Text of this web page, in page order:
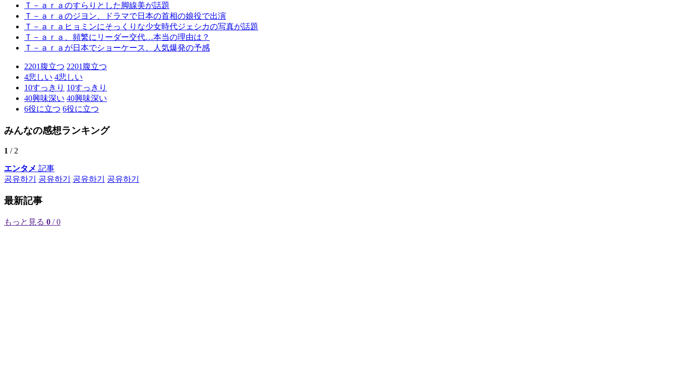
Ｔ－ａｒａのすらりとした脚線美が話題
Ｔ－ａｒａのジヨン、ドラマで日本の首相の娘役で出演
Ｔ－ａｒａヒョミンにそっくりな少女時代ジェシカの写真が話題
Ｔ－ａｒａ、頻繁にリーダー交代…本当の理由は？
Ｔ－ａｒａが日本でショーケース、人気爆発の予感
2201 腹立つ 2201 腹立つ
4悲しい 4悲しい
10すっきり 10すっきり
40興味深い 40興味深い
6役に立つ 6役に立つ
みんなの感想ランキング
1 / 2
エンタメ 記事
공유하기
공유하기 공유하기 공유하기
最新記事
もっと見る 0 / 0